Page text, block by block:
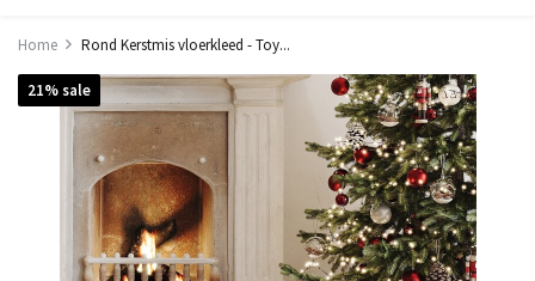
Home Rond Kerstmis vloerkleed - Toy...
21% sale